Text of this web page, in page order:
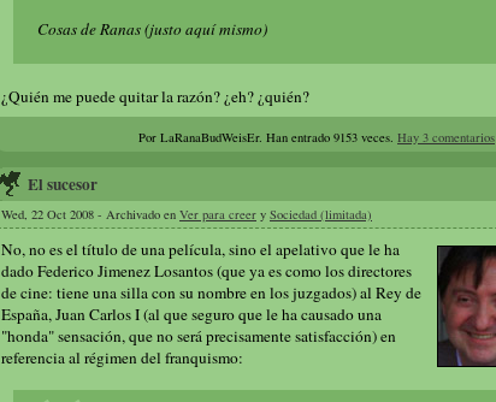
Cosas de Ranas (justo aquí mismo)
¿Quién me puede quitar la razón? ¿eh? ¿quién?
Por LaRanaBudWeisEr. Han entrado 9153 veces. Hay 3 comentarios
El sucesor
Wed, 22 Oct 2008 - Archivado en Ver para creer y Sociedad (limitada)
No, no es el título de una película, sino el apelativo que le ha
dado Federico Jimenez Losantos (que ya es como los directores
de cine: tiene una silla con su nombre en los juzgados) al Rey de
España, Juan Carlos I (al que seguro que le ha causado una
"honda" sensación, que no será precisamente satisfacción) en
referencia al régimen del franquismo: